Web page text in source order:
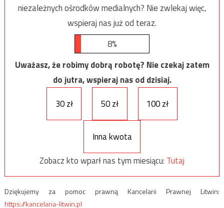
niezależnych ośrodków medialnych? Nie zwlekaj więc,
wspieraj nas już od teraz.
8%
Uważasz, że robimy dobrą robotę? Nie czekaj zatem
do jutra, wspieraj nas od dzisiaj.
30 zł
50 zł 100 zł
Inna kwota
Zobacz kto wparł nas tym miesiącu: Tutaj
Dziękujemy za pomoc prawną Kancelarii Prawnej Litwin:
https://kancelaria-litwin.pl